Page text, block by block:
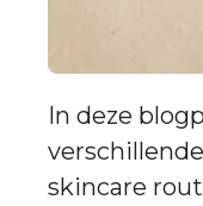
In deze
skincare